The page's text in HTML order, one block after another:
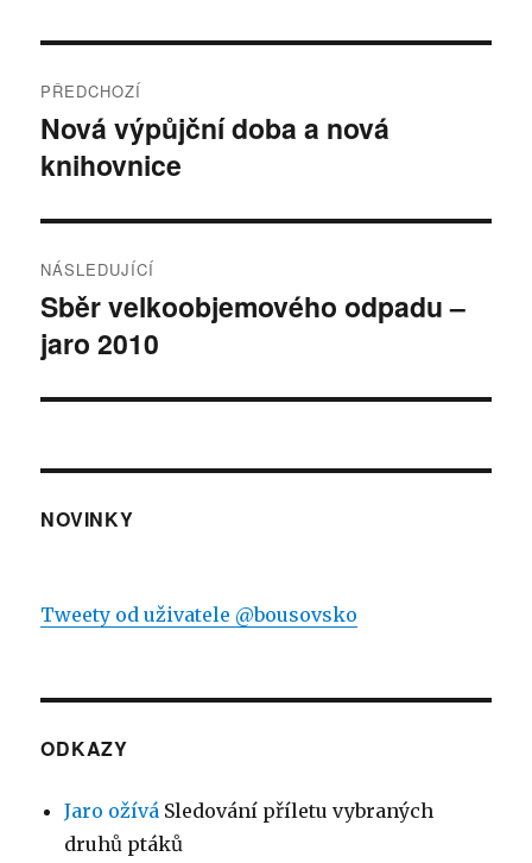
pro
příspěvek
PŘEDCHOZÍ
Předchozí
příspěvek:
Nová výpůjční doba a nová
knihovnice
NÁSLEDUJÍCÍ
Následující
příspěvek:
Sběr velkoobjemového odpadu –
jaro 2010
NOVINKY
Tweety od uživatele @bousovsko
ODKAZY
Jaro ožívá Sledování příletu vybraných
druhů ptáků